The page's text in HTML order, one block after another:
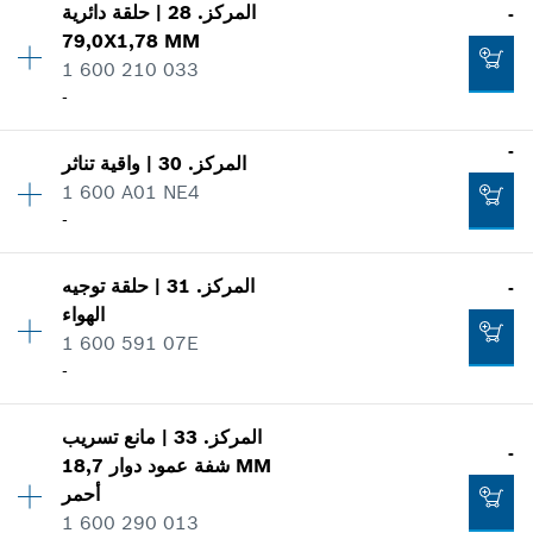
-
-
فئة السعر :
30
معلومات عن قطع الغيار
-
المركز .
28
| حلقة دائرية
79,0X1,78 MM
1 600 210 033
-
-
الكمية 1
فئة السعر:
11
إثبات الاستعمال
اعرض الصور
-
المركز .
30
| واقية تناثر
1 600 A01 NE4
-
-
فئة السعر :
15
معلومات عن قطع الغيار
المركز .
31
| حلقة توجيه
الهواء
1 600 591 07E
-
-
فئة السعر:
13
إثبات الاستعمال
المركز .
33
| مانع تسريب
شفة عمود دوار 18,7 MM
أحمر
1 600 290 013
-